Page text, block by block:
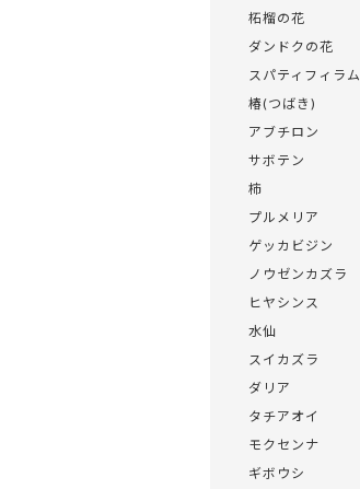
柘榴の花
ダンドクの花
スパティフィラム
椿(つばき)
アブチロン
サボテン
柿
プルメリア
ゲッカビジン
ノウゼンカズラ
ヒヤシンス
水仙
スイカズラ
ダリア
タチアオイ
モクセンナ
ギボウシ